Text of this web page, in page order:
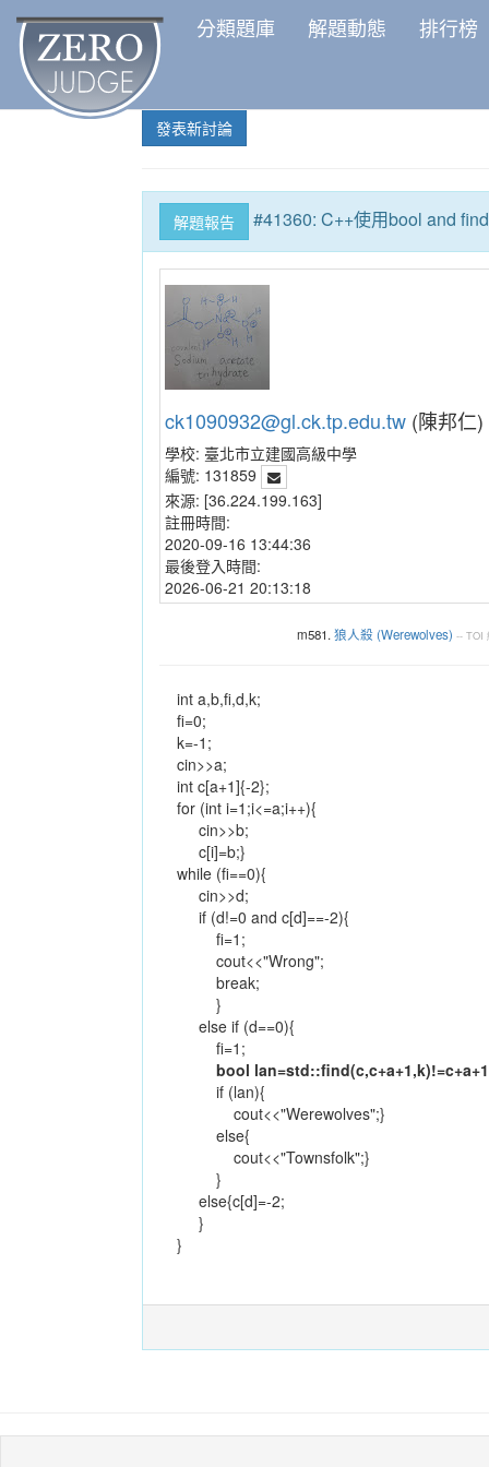
分類題庫 解題動態 排行榜
發表新討論
解題報告 #41360: C++使用bool and
ck1090932@gl.ck.tp.edu.tw (陳邦仁)
學校: 臺北市立建國高級中學
編號: 131859
來源: [36.224.199.163]
註冊時間:
2020-09-16 13:44:36
最後登入時間:
2026-06-21 20:13:18
m581.狼人殺 (Werewolves) -- TOI
int a,b,fi,d,k;
fi=0;
k=-1;
cin>>a;
int c[a+1]{-2};
for (int i=1;i<=a;i++){
cin>>b;
c[i]=b;}
while (fi==0){
cin>>d;
if (d!=0 and c[d]==-2){
fi=1;
cout<<"Wrong";
break;
}
else if (d==0){
fi=1;
bool
if (lan){
cout<<"Werewolves";}
else{
cout<<"Townsfolk";}
}
else{c[d]=-2;
}
}